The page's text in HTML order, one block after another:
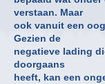
verstaan. Maar
ook vanuit een
Gezien de
negatieve lading
doorgaans
heeft, kan een